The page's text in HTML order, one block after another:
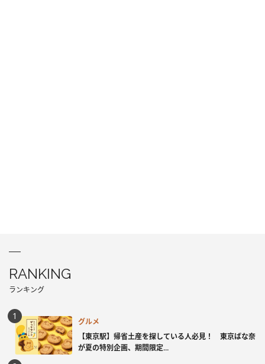
RANKING
ランキング
グルメ
【東京駅】帰省土産を探している人必見！ 東京ばな奈
が夏の特別企画、期間限定...